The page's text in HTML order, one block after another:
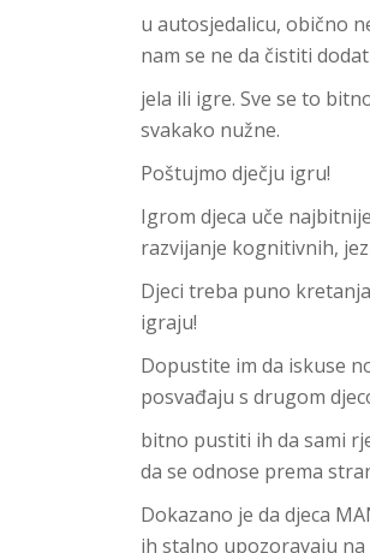
u autosjedalicu, obično
nam se ne da čistiti
jela ili igre. Sve se to
svakako nužne.
Poštujmo dječju igru!
Igrom djeca uče
razvijanje kognitivnih,
Djeci treba puno
igraju!
Dopustite im da iskuse
posvađaju s drugom
bitno pustiti ih da sami
da se odnose prema
Dokazano je da djeca
ih stalno upozoravaju